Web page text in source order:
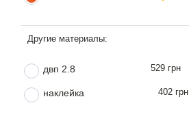
двп 2.8 529 грн
наклейка 402 грн